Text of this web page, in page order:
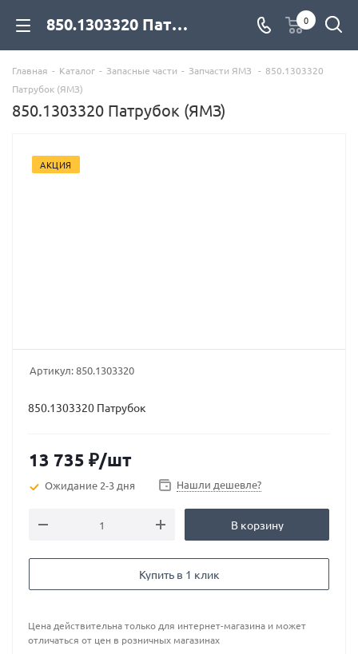
850.1303320 Патрубок (ЯМЗ) для дизельных двигателей купить со склада с доставкой по цене официального дилера - компания Дизель Экспорт 0
Главная - Каталог - Запасные части - Запчасти ЯМЗ - 850.1303320
Патрубок (ЯМЗ)
850.1303320 Патрубок (ЯМЗ)
АКЦИЯ
Артикул:850.1303320
850.1303320 Патрубок
13 735 ₽/шт
Ожидание 2-3 дня Нашли дешевле?
В корзину
Купить в 1 клик
Цена действительна только для интернет-магазина и может
отличаться от цен в розничных магазинах